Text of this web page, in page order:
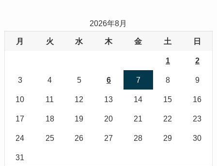
2026年8月
月 火 水 木 金 土 日
1 2
3 4 5 6 7 8 9
10 11 12 13 14 15 16
17 18 19 20 21 22 23
24 25 26 27 28 29 30
31